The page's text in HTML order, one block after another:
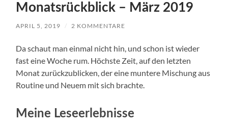
Monatsrückblick – März 2019
APRIL 5, 2019 / 2 KOMMENTARE
Da schaut man einmal nicht hin, und schon ist wieder
fast eine Woche rum. Höchste Zeit, auf den letzten
Monat zurückzublicken, der eine muntere Mischung aus
Routine und Neuem mit sich brachte.
Meine Leseerlebnisse